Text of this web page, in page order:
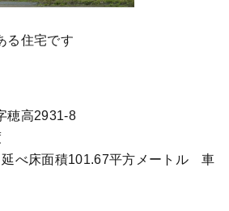
る住宅です
穂高2931-8
べ床面積101.67平方メートル 車